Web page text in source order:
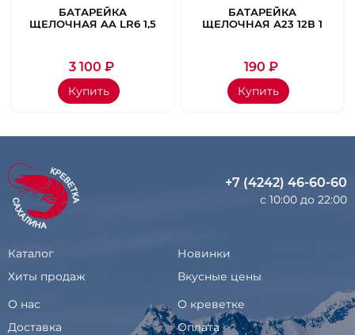
БАТАРЕЙКА
ЩЕЛОЧНАЯ AA LR6 1,5
3 100 ₽
Купить
БАТАРЕЙКА
ЩЕЛОЧНАЯ А23 12В 1
190 ₽
Купить
+7 (4242) 46-60-60
с 10:00 до 22:00
Каталог
Новинки
Хиты продаж
Вкусные цены
О нас
О креветке
Доставка
Оплата